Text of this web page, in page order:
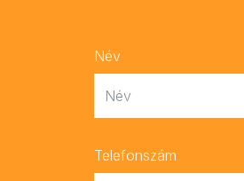
Név
Telefonszám